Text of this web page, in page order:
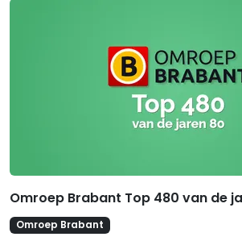
Gerelateerde hitlijsten
Omroep Brabant Top 480 van de
Omroep Brabant